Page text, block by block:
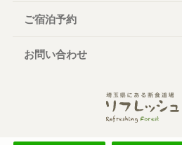
ご宿泊予約
お問い合わせ